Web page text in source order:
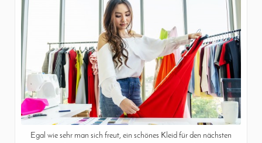
Egal wie sehr man sich freut, ein schönes Kleid für den nächsten